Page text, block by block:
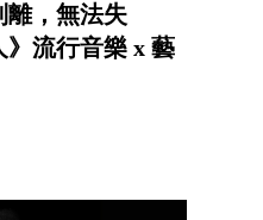
離，無法失
流行音樂 x 藝